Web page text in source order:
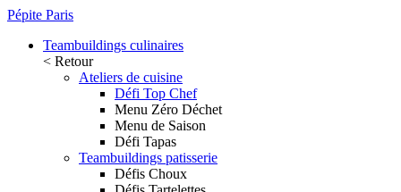
Pépite Paris
Teambuildings culinaires
< Retour
Ateliers de cuisine
Défi Top Chef
Menu Zéro Déchet
Menu de Saison
Défi Tapas
Teambuildings patisserie
Défis Choux